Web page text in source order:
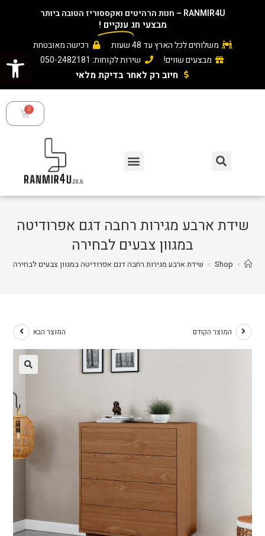
פתח סרגל נגישות
RANMIR4U – חנות הרהיטים ואקססוריז הטובה ביותר
מבצעי חג ענקיים !
משלוחים לכל הארץ עד 48 שעות
רכישה מאובטחת
מבצעים שווים!
שירות לקוחות: 050-2482181
חיוב רק לאחר בדיקת מלאי ​
שידת ארבע מגירות רחבה דגם אפרודיטה
במגוון צבעים לבחירה
>
Shop
> שידת ארבע מגירות רחבה דגם אפרודיטה במגוון צבעים לבחירה
המוצר הקודם המוצר הבא